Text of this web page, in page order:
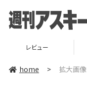
レビュー
home > 拡大画像